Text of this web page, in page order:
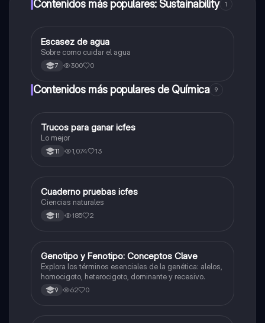
Contenidos más populares: Sustainability 1
Biologia
Escasez de agua
Sobre como cuidar el agua
7 300 0
Contenidos más populares de Química 9
Química
Trucos para ganar icfes
Lo mejor
11 1,074 13
Biologia
Cuaderno pruebas icfes
Ciencias naturales
11 185 2
GBiologia
Genotipo y Fenotipo: Conceptos Clave
Explora los términos esenciales de la genética: alelos,
homocigoto, heterocigoto, dominante y recesivo.
9 62 0